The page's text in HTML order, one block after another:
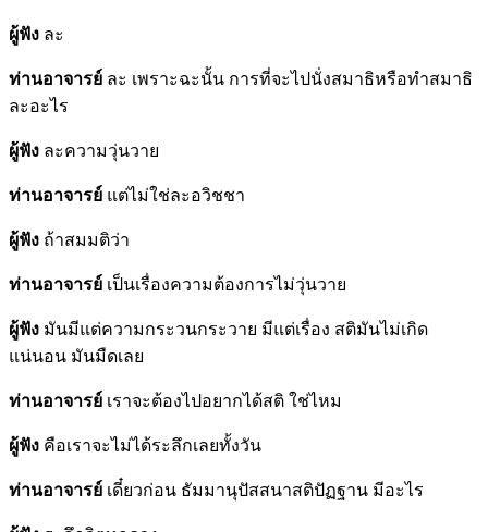
ผู้ฟัง ละ
ท่านอาจารย์ ละ เพราะฉะนั้น การที่จะไปนั่งสมาธิหรือทำสมาธิ
ละอะไร
ผู้ฟัง ละความวุ่นวาย
ท่านอาจารย์ แต่ไม่ใช่ละอวิชชา
ผู้ฟัง ถ้าสมมติว่า
ท่านอาจารย์ เป็นเรื่องความต้องการไม่วุ่นวาย
ผู้ฟัง มันมีแต่ความกระวนกระวาย มีแต่เรื่อง สติมันไม่เกิด
แน่นอน มันมืดเลย
ท่านอาจารย์ เราจะต้องไปอยากได้สติ ใช่ไหม
ผู้ฟัง คือเราจะไม่ได้ระลึกเลยทั้งวัน
ท่านอาจารย์ เดี๋ยวก่อน ธัมมานุปัสสนาสติปัฏฐาน มีอะไร